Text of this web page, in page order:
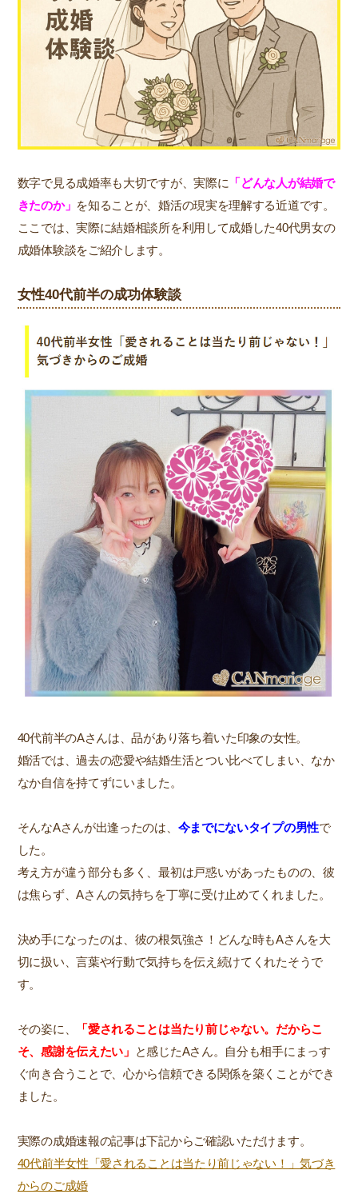
数字で見る成婚率も大切ですが、実際に 「どんな人が結婚で
きたのか」 を知ることが、婚活の現実を理解する近道です。
ここでは、実際に結婚相談所を利用して成婚した40代男女の
成婚体験談をご紹介します。
女性40代前半の成功体験談
40代前半のAさんは、品があり落ち着いた印象の女性。
婚活では、過去の恋愛や結婚生活とつい比べてしまい、なか
なか自信を持てずにいました。
そんなAさんが出逢ったのは、 今までにないタイプの男性で
した。
考え方が違う部分も多く、最初は戸惑いがあったものの、彼
は焦らず、Aさんの気持ちを丁寧に受け止めてくれました。
決め手になったのは、彼の根気強さ！どんな時もAさんを大
切に扱い、言葉や行動で気持ちを伝え続けてくれたそうで
す。
その姿に、
「愛されることは当たり前じゃない。だからこ
そ、感謝を伝えたい」 と感じたAさん。自分も相手にまっす
ぐ向き合うことで、心から信頼できる関係を築くことができ
ました。
実際の成婚速報の記事は下記からご確認いただけます。
40代前半女性「愛されることは当たり前じゃない！」気づき
からのご成婚